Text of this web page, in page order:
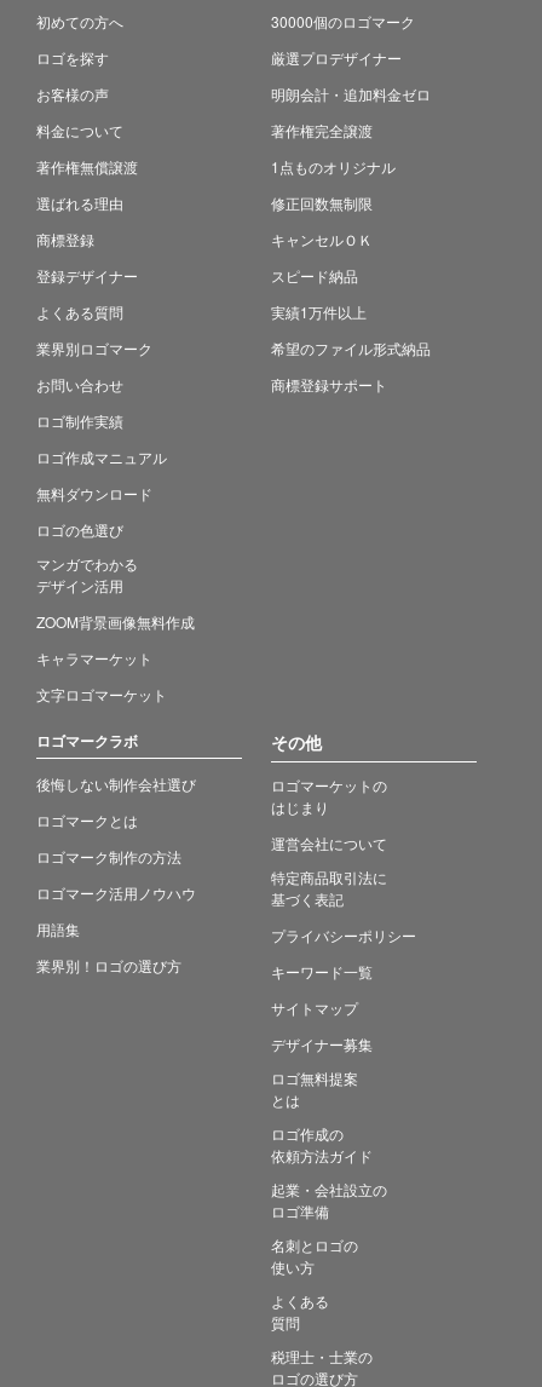
初めての方へ
ロゴを探す
お客様の声
料金について
著作権無償譲渡
選ばれる理由
商標登録
登録デザイナー
よくある質問
業界別ロゴマーク
お問い合わせ
ロゴ制作実績
ロゴ作成マニュアル
無料ダウンロード
ロゴの色選び
マンガでわかる
デザイン活用
ZOOM背景画像無料作成
キャラマーケット
文字ロゴマーケット
30000個のロゴマーク
厳選プロデザイナー
明朗会計・追加料金ゼロ
著作権完全譲渡
1点ものオリジナル
修正回数無制限
キャンセルＯＫ
スピード納品
実績1万件以上
希望のファイル形式納品
商標登録サポート
ロゴマークラボ
後悔しない制作会社選び
ロゴマークとは
ロゴマーク制作の方法
ロゴマーク活用ノウハウ
用語集
業界別！ロゴの選び方
その他
ロゴマーケットの
はじまり
運営会社について
特定商品取引法に
基づく表記
プライバシーポリシー
キーワード一覧
サイトマップ
デザイナー募集
ロゴ無料提案
とは
ロゴ作成の
依頼方法ガイド
起業・会社設立の
ロゴ準備
名刺とロゴの
使い方
よくある
質問
税理士・士業の
ロゴの選び方